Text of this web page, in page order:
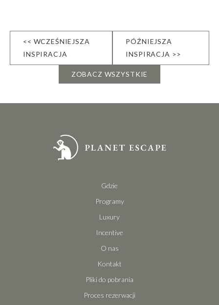
<< WCZEŚNIEJSZA
INSPIRACJA
PÓŹNIEJSZA
INSPIRACJA >>
ZOBACZ WSZYSTKIE
Gdzie
Programy
Luxury
Incentive
O nas
Kontakt
Pliki do pobrania
Proces rezerwacji